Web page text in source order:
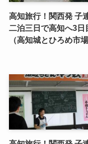
高知旅行！関西発 子
二泊三日で高知へ3日
（高知城とひろめ市場